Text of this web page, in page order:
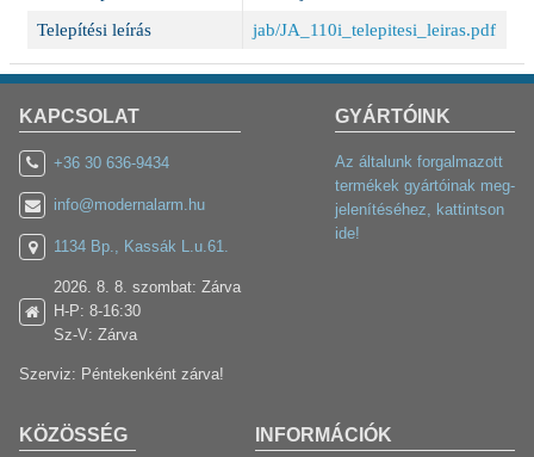
Telepítési leírás
jab/JA_110i_telepitesi_leiras.pdf
KAPCSOLAT
+36 30 636-9434
info@modernalarm.hu
1134 Bp., Kassák L.u.61.
2026. 8. 8. szombat: Zárva
H-P: 8-16:30
Sz-V: Zárva
Szerviz: Péntekenként zárva!
KÖZÖSSÉG INFORMÁCIÓK
GYÁRTÓINK
Az általunk forgalmazott
termékek gyártóinak meg-
jelenítéséhez, kattintson
ide!